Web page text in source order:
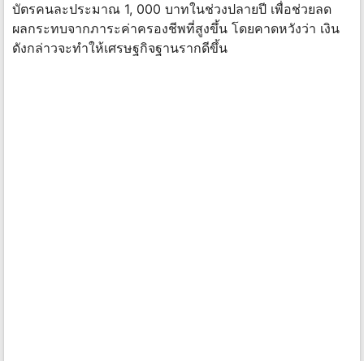
บัตรคนละประมาณ 1, 000 บาทในช่วงปลายปี เพื่อช่วยลด
ผลกระทบจากภาระค่าครองชีพที่สูงขึ้น โดยคาดหวังว่า เงิน
ดังกล่าวจะทำให้เศรษฐกิจฐานรากดีขึ้น